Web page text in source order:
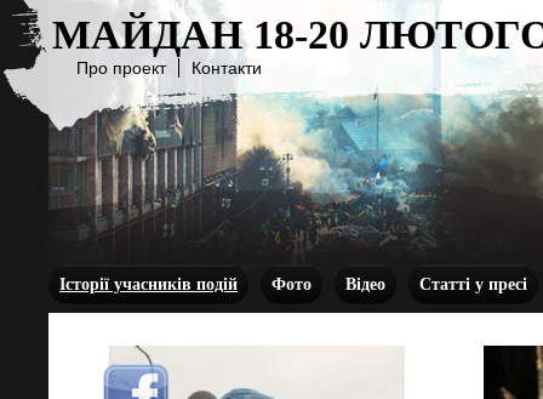
МАЙДАН 18-20
Про проект Контакти
Історії учасників подій Фото Відео Статті у пресі